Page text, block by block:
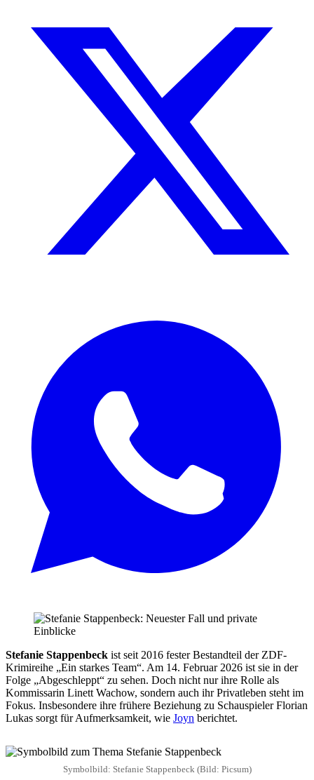
Stefanie Stappenbeck ist seit 2016 fester Bestandteil der ZDF-
Krimireihe „Ein starkes Team“. Am 14. Februar 2026 ist sie in der
Folge „Abgeschleppt“ zu sehen. Doch nicht nur ihre Rolle als
Kommissarin Linett Wachow, sondern auch ihr Privatleben steht im
Fokus. Insbesondere ihre frühere Beziehung zu Schauspieler Florian
Lukas sorgt für Aufmerksamkeit, wie Joyn berichtet.
Symbolbild: Stefanie Stappenbeck (Bild: Picsum)